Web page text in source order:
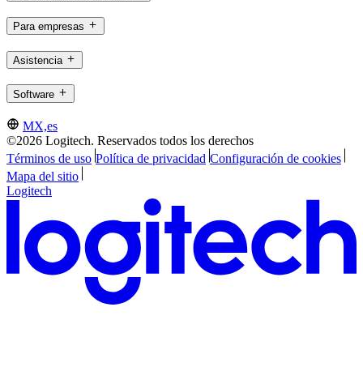
Para empresas
Asistencia
Software
MX,es
©2026 Logitech. Reservados todos los derechos
Términos de uso Política de privacidad Configuración de cookies
Mapa del sitio
Logitech